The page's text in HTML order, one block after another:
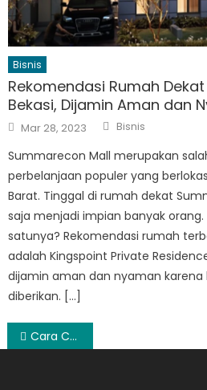
Bisnis
Rekomendasi Rumah
Bekasi, Dijamin Aman dan
Posted
on
Mar 28, 2023 Author
Bisnis
Summarecon Mall merupakan
perbelanjaan populer yang
Barat. Tinggal di rumah dekat
saja menjadi impian banyak orang.
satunya? Rekomendasi rumah
adalah Kingspoint Private
dijamin aman dan nyaman karena
diberikan. […]
Post
Cara Cepat dan Mudah Membeli Voucher Token Melalui Sistem Online